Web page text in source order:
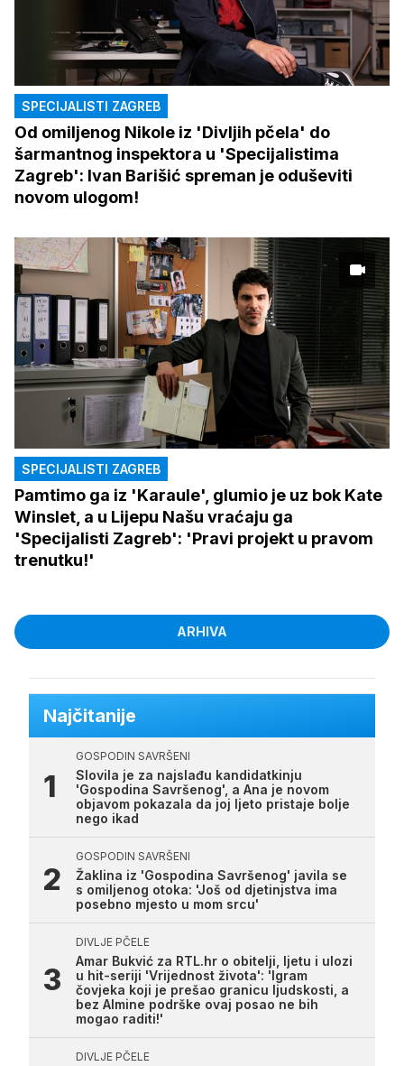
SPECIJALISTI ZAGREB
Od omiljenog Nikole iz 'Divljih pčela' do
šarmantnog inspektora u 'Specijalistima
Zagreb': Ivan Barišić spreman je oduševiti
novom ulogom!
SPECIJALISTI ZAGREB
Pamtimo ga iz 'Karaule', glumio je uz bok Kate
Winslet, a u Lijepu Našu vraćaju ga
'Specijalisti Zagreb': 'Pravi projekt u pravom
trenutku!'
ARHIVA
Najčitanije
GOSPODIN SAVRŠENI
Slovila je za najslađu kandidatkinju
'Gospodina Savršenog', a Ana je novom
objavom pokazala da joj ljeto pristaje bolje
nego ikad
GOSPODIN SAVRŠENI
Žaklina iz 'Gospodina Savršenog' javila se
s omiljenog otoka: 'Još od djetinjstva ima
posebno mjesto u mom srcu'
DIVLJE PČELE
Amar Bukvić za RTL.hr o obitelji, ljetu i ulozi
u hit-seriji 'Vrijednost života': 'Igram
čovjeka koji je prešao granicu ljudskosti, a
bez Almine podrške ovaj posao ne bih
mogao raditi!'
DIVLJE PČELE